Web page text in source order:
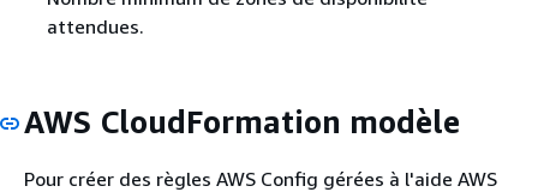
attendues.
AWS CloudFormation modèle
Pour créer des règles AWS Config gérées à l'aide AWS